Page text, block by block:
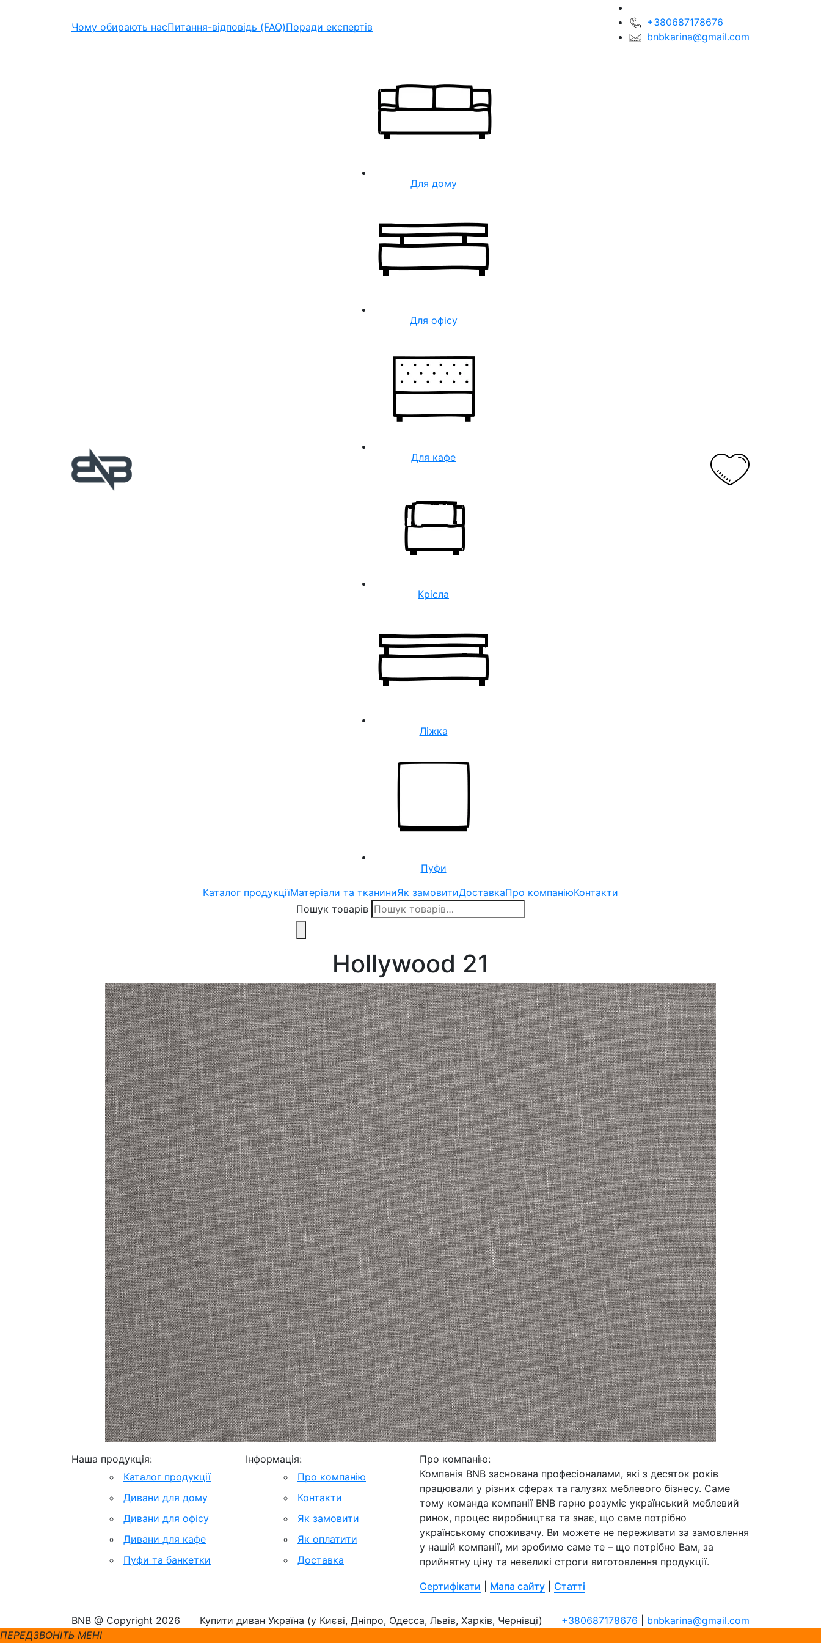
Чому обирають насПитання-відповідь (FAQ)Поради експертів
+380687178676
bnbkarina@gmail.com
Для дому
Для офісу
Для кафе
Крісла
Ліжка
Пуфи
Каталог продукціїМатеріали та тканиниЯк замовитиДоставкаПро компаніюКонтакти
Пошук товарів
Hollywood 21
Наша продукція:
Каталог продукції
Дивани для дому
Дивани для офісу
Дивани для кафе
Пуфи та банкетки
Інформація:
Про компанію
Контакти
Як замовити
Як оплатити
Доставка
Про компанію:
Компанія BNB заснована професіоналами, які з десяток років
працювали у різних сферах та галузях меблевого бізнесу. Саме
тому команда компанії BNB гарно розуміє український меблевий
ринок, процес виробництва та знає, що саме потрібно
українському споживачу. Ви можете не переживати за замовлення
у нашій компанії, ми зробимо саме те – що потрібно Вам, за
прийнятну ціну та невеликі строги виготовлення продукції.
Сертифікати
Мапа сайту Статті
BNB @ Copyright 2026 Купити диван Україна (у Києві, Дніпро, Одесса, Львів, Харків, Чернівці) +380687178676
bnbkarina@gmail.com
ПЕРЕДЗВОНІТЬ МЕНІ